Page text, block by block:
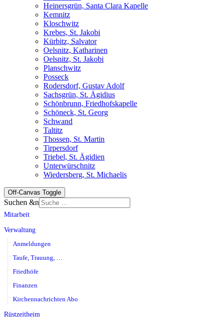
Heinersgrün, Santa Clara Kapelle
Kemnitz
Kloschwitz
Krebes, St. Jakobi
Kürbitz, Salvator
Oelsnitz, Katharinen
Oelsnitz, St. Jakobi
Planschwitz
Posseck
Rodersdorf, Gustav Adolf
Sachsgrün, St. Ägidius
Schönbrunn, Friedhofskapelle
Schöneck, St. Georg
Schwand
Taltitz
Thossen, St. Martin
Tirpersdorf
Triebel, St. Ägidien
Unterwürschnitz
Wiedersberg, St. Michaelis
Off-Canvas Toggle
Suchen &n
Mitarbeit
Verwaltung
Anmeldungen
Taufe, Trauung, …
Friedhöfe
Finanzen
Kirchennachrichten Abo
Rüstzeitheim